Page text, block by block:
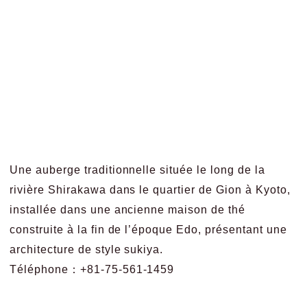
Une auberge traditionnelle située le long de la
rivière Shirakawa dans le quartier de Gion à Kyoto,
installée dans une ancienne maison de thé
construite à la fin de l’époque Edo, présentant une
architecture de style sukiya.
Téléphone：+81-75-561-1459